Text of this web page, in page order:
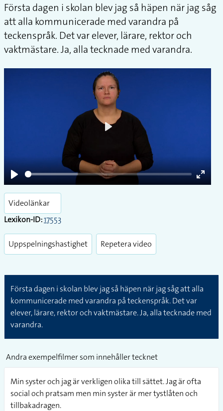
Första dagen i skolan blev jag så häpen när jag såg
att alla kommunicerade med varandra på
teckenspråk. Det var elever, lärare, rektor och
vaktmästare. Ja, alla tecknade med varandra.
Play
Enter
Videolänkar
Lexikon-ID:17553
Uppspelningshastighet Repetera video
Första dagen i skolan blev jag så häpen när jag såg att alla
kommunicerade med varandra på teckenspråk. Det var
elever, lärare, rektor och vaktmästare. Ja, alla tecknade med
varandra.
Andra exempelfilmer som innehåller tecknet
Min syster och jag är verkligen olika till sättet. Jag är ofta
social och pratsam men min syster är mer tystlåten och
tillbakadragen.